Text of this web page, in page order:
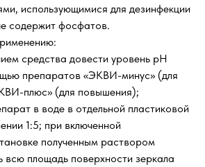
использующимися для дезинфекции
содержит фосфатов.
средства довести уровень рН
препаратов «ЭКВИ-минус» (для
плюс» (для повышения);
в воде в отдельной пластиковой
1:5; при включенной
полученным раствором
всю площадь поверхности зеркала